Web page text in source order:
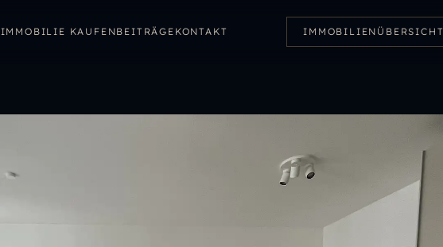
IMMOBILIE KAUFENBEITRÄGE KONTAKT IMMOBILIENÜBERSICHT